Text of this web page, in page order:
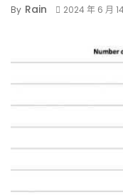
By Rain 2024 年 6 月